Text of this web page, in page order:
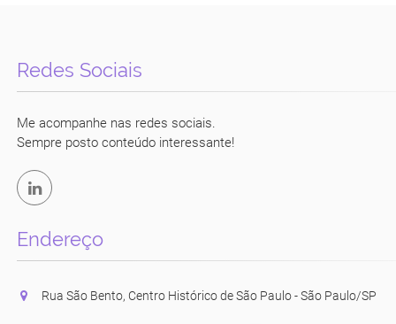
Redes Sociais
Me acompanhe nas redes sociais.
Sempre posto conteúdo interessante!
Endereço
Rua São Bento, Centro Histórico de São Paulo - São Paulo/SP